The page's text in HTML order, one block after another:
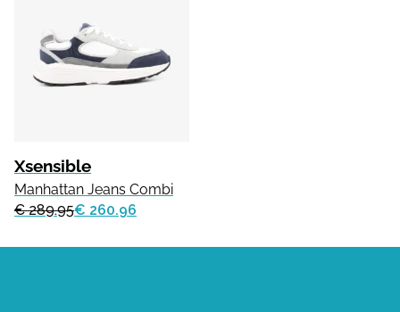
Xsensible
Manhattan Jeans Combi
€ 289.95€ 260.96